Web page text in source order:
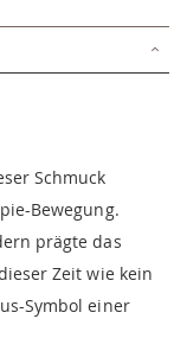
Schmuck
Bewegung.
prägte das
Zeit wie kein
Symbol einer